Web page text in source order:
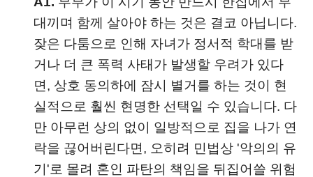
대끼며 함께 살아야 하는 것은 결코 아닙니다.
잦은 다툼으로 인해 자녀가 정서적 학대를 받
거나 더 큰 폭력 사태가 발생할 우려가 있다
면, 상호 동의하에 잠시 별거를 하는 것이 현
실적으로 훨씬 현명한 선택일 수 있습니다. 다
만 아무런 상의 없이 일방적으로 집을 나가 연
락을 끊어버린다면, 오히려 민법상 '악의의 유
기'로 몰려 혼인 파탄의 책임을 뒤집어쓸 위험